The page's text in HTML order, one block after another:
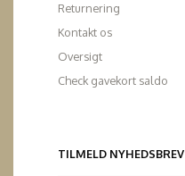
Returnering
Kontakt os
Oversigt
Check gavekort saldo
TILMELD NYHEDSBREV